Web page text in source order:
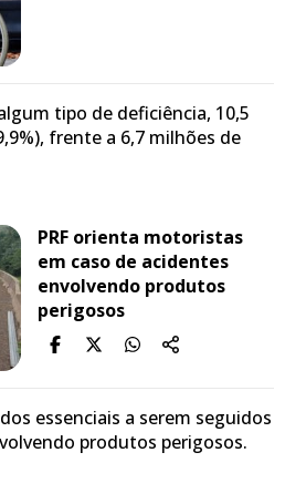
tipo de deficiência, 10,5
frente a 6,7 milhões de
PRF orienta motoristas
em caso de acidentes
envolvendo produtos
perigosos
essenciais a serem seguidos
produtos perigosos.